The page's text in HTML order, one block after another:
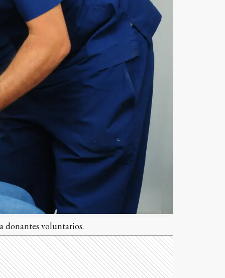
donantes voluntarios.